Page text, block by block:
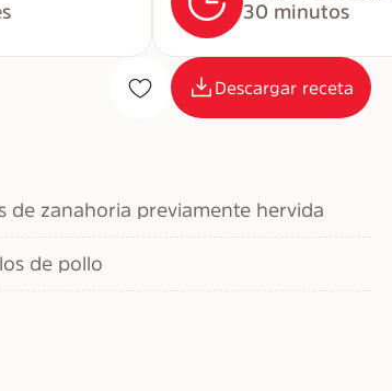
30 minutos
Descargar receta
de zanahoria previamente hervida
de pollo